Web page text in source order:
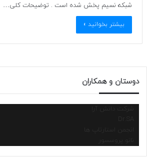
شبکه نسیم پخش شده است . توضیحات کلی…
بیشتر بخوانید »
دوستان و همکاران
شرکت دانش آرا
انجمن استارتاپ ها
نانو پروسسور